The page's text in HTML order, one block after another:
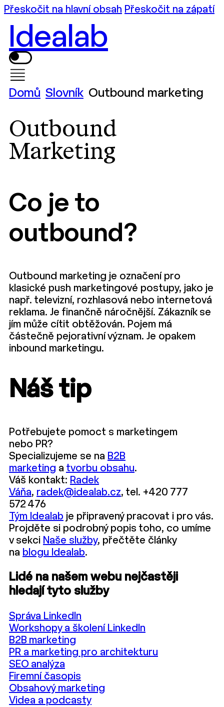
Přeskočit na hlavní obsah Přeskočit na zápatí
Idealab
Domů Slovník Outbound marketing
Outbound
Marketing
Co je to
outbound?
Outbound marketing je označení pro
klasické push marketingové postupy, jako je
např. televizní, rozhlasová nebo internetová
reklama. Je finančně náročnější. Zákazník se
jím může cítit obtěžován. Pojem má
částečně pejorativní význam. Je opakem
inbound marketingu.
Náš tip
Potřebujete pomoct s marketingem
nebo PR?
Specializujeme se na B2B
marketing a tvorbu obsahu.
Váš kontakt: Radek
Váňa, radek@idealab.cz, tel. +420 777
572 476
Tým Idealab je připravený pracovat i pro vás.
Projděte si podrobný popis toho, co umíme
v sekci Naše služby, přečtěte články
na blogu Idealab.
Lidé na našem webu nejčastěji
hledají tyto služby
Správa LinkedIn
Workshopy a školení LinkedIn
B2B marketing
PR a marketing pro architekturu
SEO analýza
Firemní časopis
Obsahový marketing
Videa a podcasty